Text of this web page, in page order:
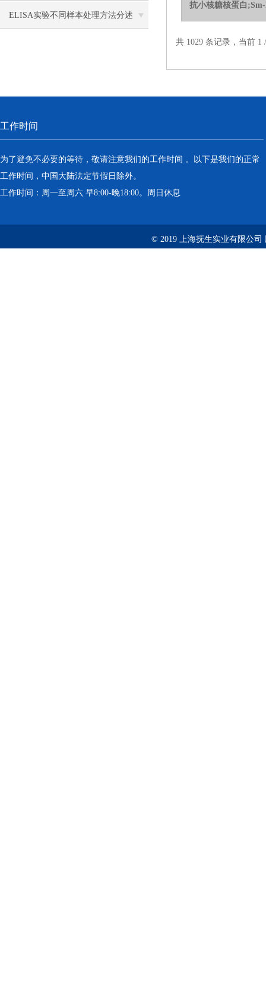
ELISA 检测试剂盒的步骤
ELISA实验不同样本处理方法分述
抗小核糖核蛋白
共 1029 条记录，当前
工作时间
为了避免不必要的等待，敬请注意我们的工作时间 。以下是我们的正常
工作时间，中国大陆法定节假日除外。
工作时间：周一至周六 早8:00-晚18:00。周日休息
© 2019 上海抚生实业有限公司